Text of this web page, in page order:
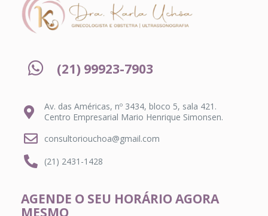
(21) 99923-7903
Av. das Américas, nº 3434, bloco 5, sala 421.
Centro Empresarial Mario Henrique Simonsen.
consultoriouchoa@gmail.com
(21) 2431-1428
AGENDE O SEU HORÁRIO AGORA